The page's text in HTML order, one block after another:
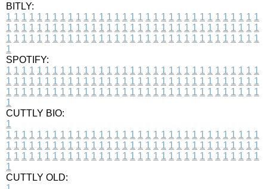
BITLY:
1 1 1 1 1 1 1 1 1 1 1 1 1 1 1 1 1 1 1 1 1 1 1 1 1 1 1 1 1 1 1 1 1
1 1 1 1 1 1 1 1 1 1 1 1 1 1 1 1 1 1 1 1 1 1 1 1 1 1 1 1 1 1 1 1 1
1 1 1 1 1 1 1 1 1 1 1 1 1 1 1 1 1 1 1 1 1 1 1 1 1 1 1 1 1 1 1 1 1
1
SPOTIFY:
1 1 1 1 1 1 1 1 1 1 1 1 1 1 1 1 1 1 1 1 1 1 1 1 1 1 1 1 1 1 1 1 1
1 1 1 1 1 1 1 1 1 1 1 1 1 1 1 1 1 1 1 1 1 1 1 1 1 1 1 1 1 1 1 1 1
1 1 1 1 1 1 1 1 1 1 1 1 1 1 1 1 1 1 1 1 1 1 1 1 1 1 1 1 1 1 1 1 1
1
CUTTLY BIO:
1
1 1 1 1 1 1 1 1 1 1 1 1 1 1 1 1 1 1 1 1 1 1 1 1 1 1 1 1 1 1 1 1 1
1 1 1 1 1 1 1 1 1 1 1 1 1 1 1 1 1 1 1 1 1 1 1 1 1 1 1 1 1 1 1 1 1
1 1 1 1 1 1 1 1 1 1 1 1 1 1 1 1 1 1 1 1 1 1 1 1 1 1 1 1 1 1 1 1 1
1
CUTTLY OLD: